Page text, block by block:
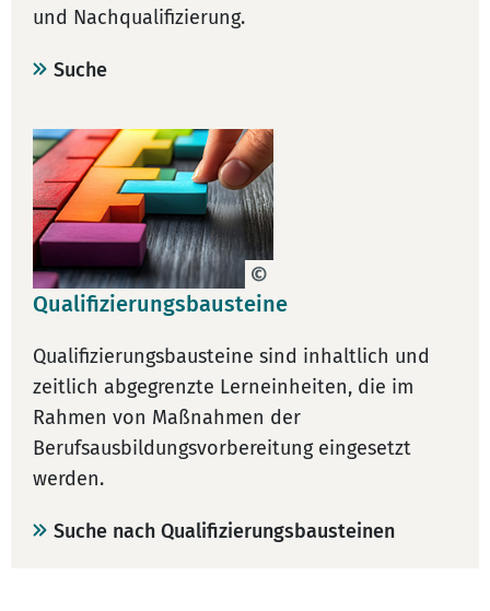
und Nachqualifizierung.
Suche
Qualifizierungsbausteine
Qualifizierungsbausteine sind inhaltlich und
zeitlich abgegrenzte Lerneinheiten, die im
Rahmen von Maßnahmen der
Berufsausbildungsvorbereitung eingesetzt
werden.
Suche nach Qualifizierungsbausteinen